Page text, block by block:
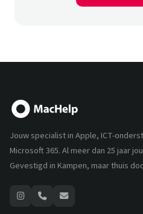
Jouw specialist in Apple, ICT-
Microsoft 365. Al meer dan 25 jaar
Gevestigd in Kampen, maar thuis